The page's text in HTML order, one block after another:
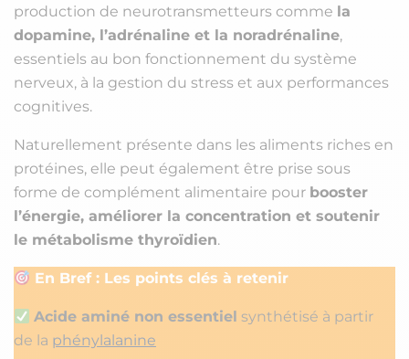
production de neurotransmetteurs comme la
dopamine, l’adrénaline et la noradrénaline,
essentiels au bon fonctionnement du système
nerveux, à la gestion du stress et aux performances
cognitives.
Naturellement présente dans les aliments riches en
protéines, elle peut également être prise sous
forme de complément alimentaire pour booster
l’énergie, améliorer la concentration et soutenir
le métabolisme thyroïdien.
En Bref : Les points clés à retenir
Acide aminé non essentiel synthétisé à partir
de la phénylalanine